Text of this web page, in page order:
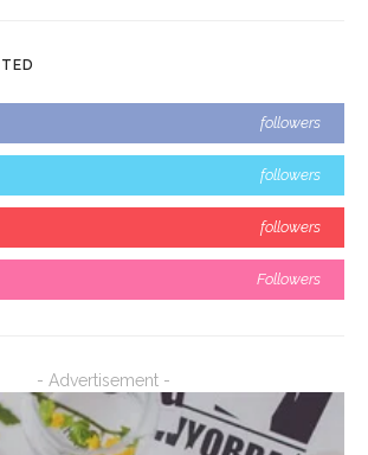
followers
followers
followers
Followers
- Advertisement -